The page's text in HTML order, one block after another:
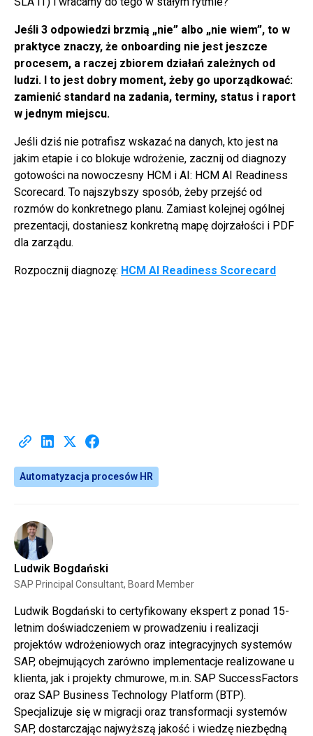
Jeśli 3 odpowiedzi brzmią „nie” albo „nie wiem”, to w
praktyce znaczy, że onboarding nie jest jeszcze
procesem, a raczej zbiorem działań zależnych od
ludzi. I to jest dobry moment, żeby go uporządkować:
zamienić standard na zadania, terminy, status i raport
w jednym miejscu.
Jeśli dziś nie potrafisz wskazać na danych, kto jest na
jakim etapie i co blokuje wdrożenie, zacznij od diagnozy
gotowości na nowoczesny HCM i AI: HCM AI Readiness
Scorecard. To najszybszy sposób, żeby przejść od
rozmów do konkretnego planu. Zamiast kolejnej ogólnej
prezentacji, dostaniesz konkretną mapę dojrzałości i PDF
dla zarządu.
Rozpocznij diagnozę: HCM AI Readiness Scorecard
Automatyzacja procesów HR
Ludwik Bogdański
SAP Principal Consultant, Board Member
Ludwik Bogdański to certyfikowany ekspert z ponad 15-
letnim doświadczeniem w prowadzeniu i realizacji
projektów wdrożeniowych oraz integracyjnych systemów
SAP, obejmujących zarówno implementacje realizowane u
klienta, jak i projekty chmurowe, m.in. SAP SuccessFactors
oraz SAP Business Technology Platform (BTP).
Specjalizuje się w migracji oraz transformacji systemów
SAP, dostarczając najwyższą jakość i wiedzę niezbędną